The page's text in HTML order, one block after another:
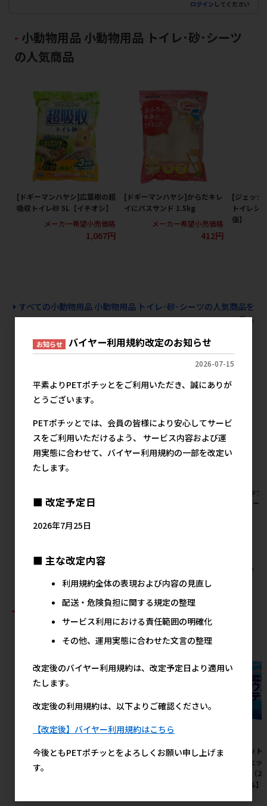
ログイン してください
小動物用品 小動物用品 トイレ･砂･シーツ
の人気商品
[ドギーマンハヤシ]広葉樹の超
吸収トイレ砂 5L【イチオシ】
メーカー希望小売価格
1,067円
[ドギーマンハヤシ]からだキレ
イにバスサンド 1.5kg
メーカー希望小売価格
412円
[ジェック
トイレシ
価】
すべての小動物用品 小動物用品 トイレ･砂･シーツの人気商品を
見る
ジェックスの人気商品
仕立てホワイト&スカイブルー
メーカー希望小売価格
[ジェッ
ワーフー
すべてのジェックスの人気商品を見る
おすすめ商品
［ペッツルート］カシャカシャ
［ペットプロジャパン］業務用
［ペッ
いウェ
×3P（
セール】
お知らせ バイヤー利用規約改定のお知らせ
2026-07-15
平素よりPETポチッとをご利用いただき、誠にありが
とうございます。
PETポチッとでは、会員の皆様により安心してサービ
スをご利用いただけるよう、 サービス内容および運
用実態に合わせて、バイヤー利用規約の一部を改定い
たします。
■ 改定予定日
2026年7月25日
■ 主な改定内容
利用規約全体の表現および内容の見直し
配送・危険負担に関する規定の整理
サービス利用における責任範囲の明確化
その他、運用実態に合わせた文言の整理
改定後のバイヤー利用規約は、改定予定日より適用い
たします。
改定後の利用規約は、以下よりご確認ください。
【改定後】バイヤー利用規約はこちら
今後ともPETポチッとをよろしくお願い申し上げま
す。